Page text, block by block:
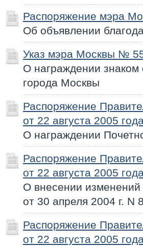
Распоряжение мэра
Об объявлении
Указ мэра Москвы №
О награждении знаком
города Москвы
Распоряжение
от 22 августа 2005
О награждении
Распоряжение
от 22 августа 2005
О внесении
от 30 апреля 2004 г. N
Распоряжение
от 22 августа 2005